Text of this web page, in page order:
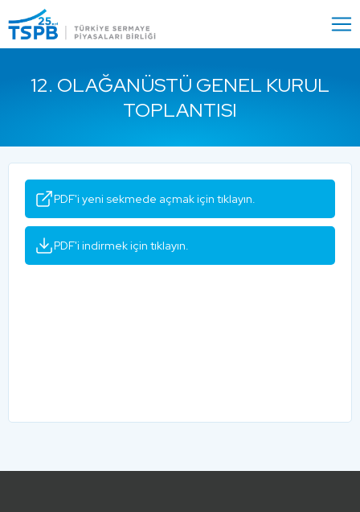
Close
12. OLAĞANÜSTÜ GENEL KURUL
TOPLANTISI
PDF'i yeni sekmede açmak için tıklayın.
PDF'i indirmek için tıklayın.